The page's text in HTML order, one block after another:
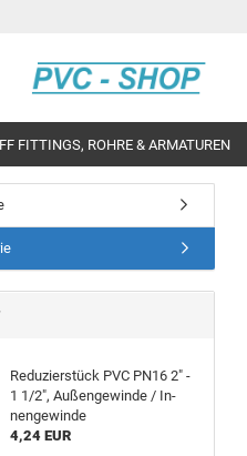
FITTINGS, ROHRE & ARMATUREN
Re­du­zier­stück PVC PN16 2" -
1 1/2", Au­ßen­ge­win­de / In­
nen­ge­win­de
4,24 EUR